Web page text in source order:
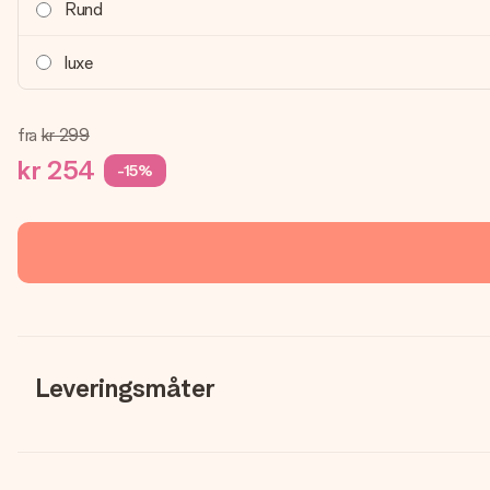
Rund
luxe
fra kr 299
kr 254 -15%
Leveringsmåter